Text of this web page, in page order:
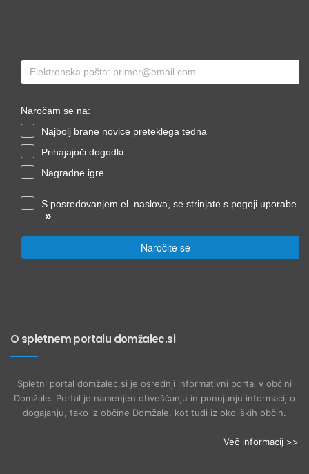
Naročam se na:
Najbolj brane novice preteklega tedna
Prihajajoči dogodki
Nagradne igre
S posredovanjem el. naslova, se strinjate s pogoji uporabe.
»
Naročite se
O spletnem portalu domžalec.si
Spletni portal domžalec.si je osrednji informativni portal v občini
Domžale. Portal je namenjen obveščanju in ponujanju informacij o
dogajanju, tako iz občine Domžale, kot tudi iz okoliških občin.
Več informacij >>